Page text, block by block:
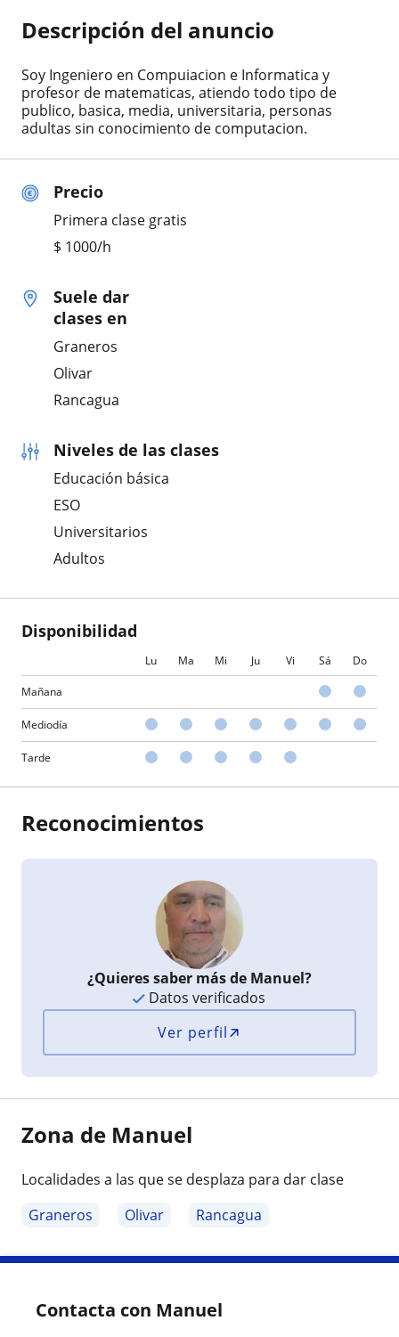
Precio
Primera clase gratis
$ 1000/h
Suele dar
clases en
Graneros
Olivar
Rancagua
Niveles de las clases
Educación básica
ESO
Universitarios
Adultos
Disponibilidad
Lu Ma Mi Ju Vi Sá Do
Mañana
Mediodía
Tarde
Descripción del anuncio
Soy Ingeniero en Compuiacion e Informatica y
profesor de matematicas, atiendo todo tipo de
publico, basica, media, universitaria, personas
adultas sin conocimiento de computacion.
Reconocimientos
¿Quieres saber más de Manuel?
Datos verificados
Ver perfil
Zona de Manuel
Localidades a las que se desplaza para dar clase
Graneros
Olivar Rancagua
Contacta con Manuel